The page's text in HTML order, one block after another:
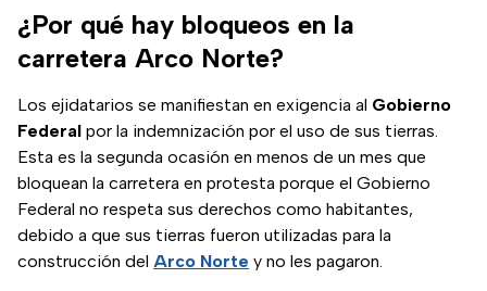
¿Por qué hay bloqueos en la
carretera Arco Norte?
Los ejidatarios se manifiestan en exigencia al Gobierno
Federal por la indemnización por el uso de sus tierras.
Esta es la segunda ocasión en menos de un mes que
bloquean la carretera en protesta porque el Gobierno
Federal no respeta sus derechos como habitantes,
debido a que sus tierras fueron utilizadas para la
construcción del Arco Norte y no les pagaron.